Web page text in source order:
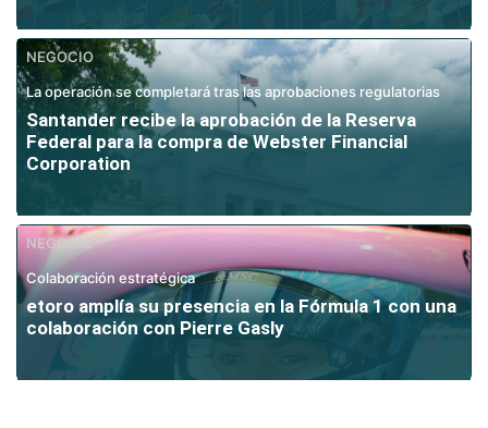
NEGOCIO
La operación se completará tras las aprobaciones regulatorias
Santander recibe la aprobación de la Reserva
Federal para la compra de Webster Financial
Corporation
NEGOCIO
Colaboración estratégica
etoro amplía su presencia en la Fórmula 1 con una
colaboración con Pierre Gasly